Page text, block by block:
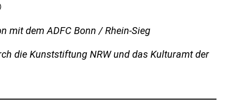
mit dem ADFC Bonn / Rhein-Sieg
die Kunststiftung NRW und das Kulturamt der